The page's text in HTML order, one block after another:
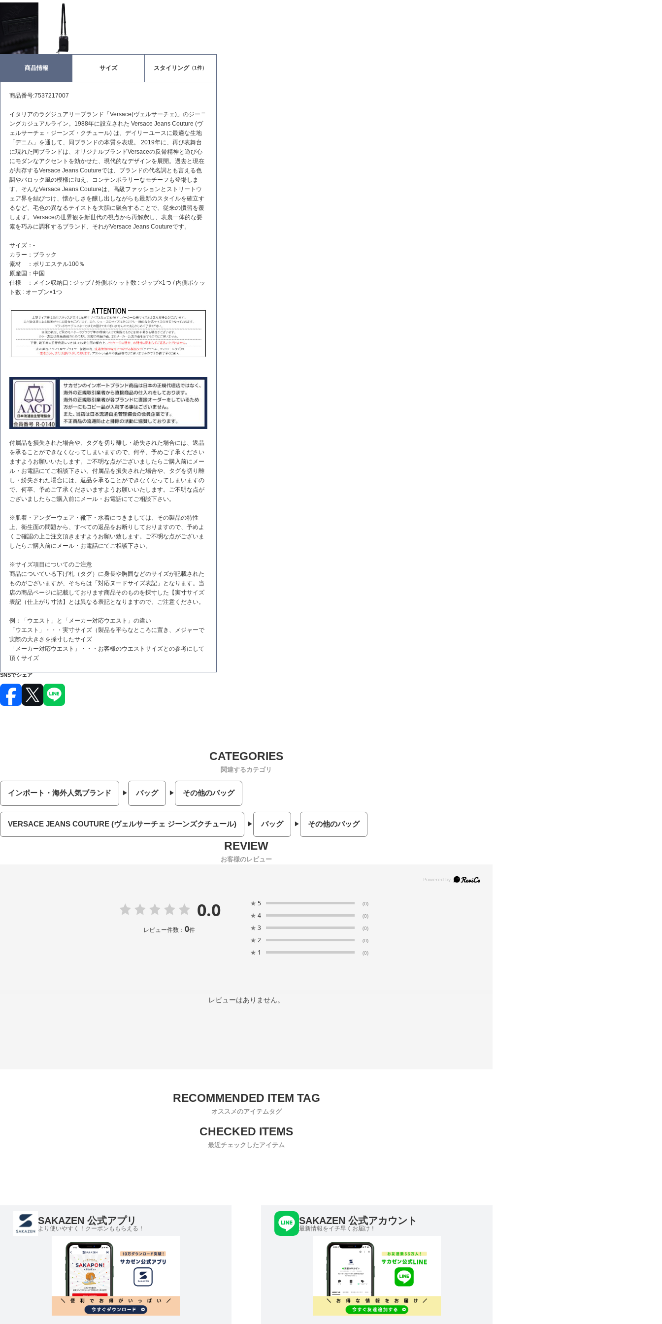
商品情報 サイズ スタイリング（1件）
商品番号:7537217007
イタリアのラグジュアリーブランド「Versace(ヴェルサーチェ)」のジーニ
ングカジュアルライン。1988年に設立された Versace Jeans Couture (ヴ
ェルサーチェ・ジーンズ・クチュール) は、デイリーユースに最適な生地
「デニム」を通して、同ブランドの本質を表現。 2019年に、再び表舞台
に現れた同ブランドは、オリジナルブランドVersaceの反骨精神と遊び心
にモダンなアクセントを効かせた、現代的なデザインを展開。過去と現在
が共存するVersace Jeans Coutureでは、ブランドの代名詞とも言える色
調やバロック風の模様に加え、コンテンポラリーなモチーフも登場しま
す。そんなVersace Jeans Coutureは、高級ファッションとストリートウ
ェア界を結びつけ、懐かしさを醸し出しながらも最新のスタイルを確立す
るなど、毛色の異なるテイストを大胆に融合することで、従来の慣習を覆
します。Versaceの世界観を新世代の視点から再解釈し、表裏一体的な要
素を巧みに調和するブランド、それがVersace Jeans Coutureです。
サイズ：-
カラー：ブラック
素材 ：ポリエステル100％
原産国：中国
仕様 ：メイン収納口 : ジップ / 外側ポケット数 : ジップ×1つ / 内側ポケッ
ト数 : オープン×1つ
付属品を損失された場合や、タグを切り離し・紛失された場合には、返品
を承ることができなくなってしまいますので、何卒、予めご了承ください
ますようお願いいたします。ご不明な点がございましたらご購入前にメー
ル・お電話にてご相談下さい。付属品を損失された場合や、タグを切り離
し・紛失された場合には、返品を承ることができなくなってしまいますの
で、何卒、予めご了承くださいますようお願いいたします。ご不明な点が
ございましたらご購入前にメール・お電話にてご相談下さい。
※肌着・アンダーウェア・靴下・水着につきましては、その製品の特性
上、衛生面の問題から、すべての返品をお断りしておりますので、予めよ
くご確認の上ご注文頂きますようお願い致します。ご不明な点がございま
したらご購入前にメール・お電話にてご相談下さい。
※サイズ項目についてのご注意
商品についている下げ札（タグ）に身長や胸囲などのサイズが記載された
ものがございますが、そちらは「対応ヌードサイズ表記」となります。当
店の商品ページに記載しております商品そのものを採寸した【実寸サイズ
表記（仕上がり寸法】とは異なる表記となりますので、ご注意ください。
例：「ウエスト」と「メーカー対応ウエスト」の違い
「ウエスト」・・・実寸サイズ（製品を平らなところに置き、メジャーで
実際の大きさを採寸したサイズ
「メーカー対応ウエスト」・・・お客様のウエストサイズとの参考にして
頂くサイズ
SNSでシェア
関連するカテゴリ
インポート・海外人気ブランド バッグ その他のバッグ
VERSACE JEANS COUTURE (ヴェルサーチェ ジーンズクチュール) バッグ その他のバッグ
お客様のレビュー
0.0
レビュー件数： 0件
★ 5 (0)
★ 4 (0)
★ 3 (0)
★ 2 (0)
★ 1 (0)
レビューはありません。
オススメのアイテムタグ
最近チェックしたアイテム
SAKAZEN 公式アプリ
より使いやすく！クーポンももらえる！
SAKAZEN 公式アカウント
最新情報をイチ早くお届け！